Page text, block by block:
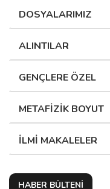
DOSYALARIMIZ
ALINTILAR
GENÇLERE ÖZEL
METAFİZİK BOYUT
İLMİ MAKALELER
HABER BÜLTENİ